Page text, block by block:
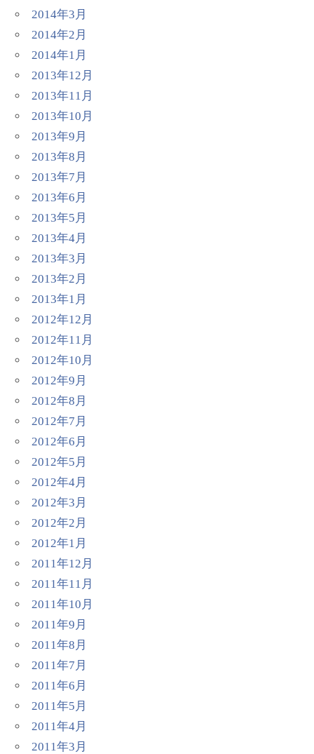
2014年3月
2014年2月
2014年1月
2013年12月
2013年11月
2013年10月
2013年9月
2013年8月
2013年7月
2013年6月
2013年5月
2013年4月
2013年3月
2013年2月
2013年1月
2012年12月
2012年11月
2012年10月
2012年9月
2012年8月
2012年7月
2012年6月
2012年5月
2012年4月
2012年3月
2012年2月
2012年1月
2011年12月
2011年11月
2011年10月
2011年9月
2011年8月
2011年7月
2011年6月
2011年5月
2011年4月
2011年3月